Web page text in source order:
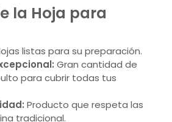
la Hoja para
listas para su preparación.
Gran cantidad de
para cubrir todas tus
Producto que respeta las
tradicional.